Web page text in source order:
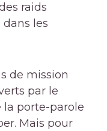
raids
les
de mission
par le
la porte-parole
Mais pour